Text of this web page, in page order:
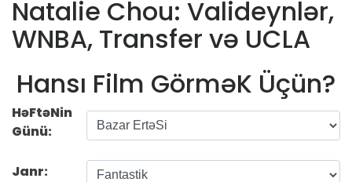
Natalie Chou: Valideynlər,
WNBA, Transfer və UCLA
Hansı Film GörməK Üçün?
HəFtəNin
Günü:
Janr: